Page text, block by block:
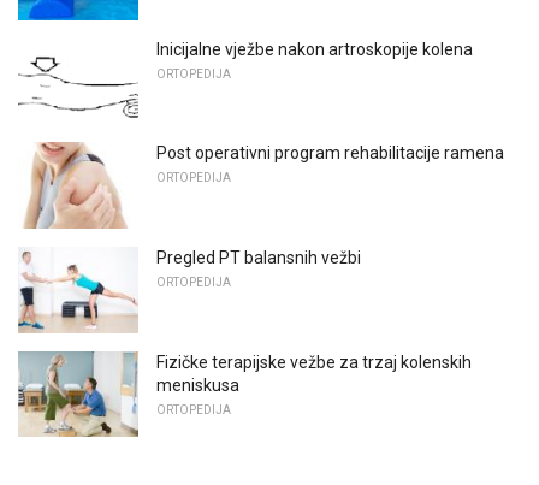
Inicijalne vježbe nakon artroskopije kolena
ORTOPEDIJA
Post operativni program rehabilitacije ramena
ORTOPEDIJA
Pregled PT balansnih vežbi
ORTOPEDIJA
Fizičke terapijske vežbe za trzaj kolenskih
meniskusa
ORTOPEDIJA